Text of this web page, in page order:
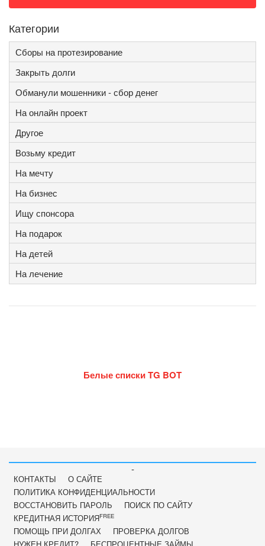
Категории
Сборы на протезирование
Закрыть долги
Обманули мошенники - сбор денег
На онлайн проект
Другое
Возьму кредит
На мечту
На бизнес
Ищу спонсора
На подарок
На детей
На лечение
Белые списки TG BOT
-
КОНТАКТЫ
О САЙТЕ
ПОЛИТИКА КОНФИДЕНЦИАЛЬНОСТИ
ВОССТАНОВИТЬ ПАРОЛЬ
ПОИСК ПО САЙТУ
КРЕДИТНАЯ ИСТОРИЯFREE
ПОМОЩЬ ПРИ ДОЛГАХ
ПРОВЕРКА ДОЛГОВ